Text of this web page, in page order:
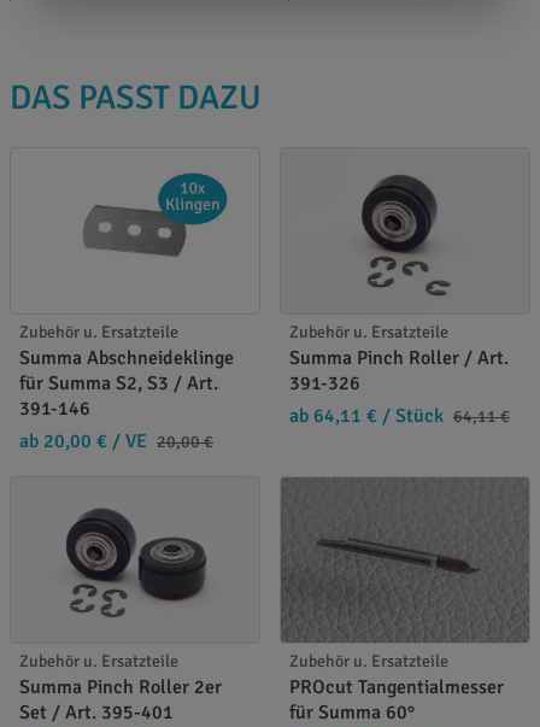
DAS PASST DAZU
Zubehör u. Ersatzteile
Summa Abschneideklinge
für Summa S2, S3 / Art.
391-146
ab 20,00 € / VE 20,00 €
Zubehör u. Ersatzteile
Summa Pinch Roller / Art.
391-326
ab 64,11 € / Stück 64,11 €
Zubehör u. Ersatzteile
Summa Pinch Roller 2er
Set / Art. 395-401
Zubehör u. Ersatzteile
PROcut Tangentialmesser
für Summa 60°